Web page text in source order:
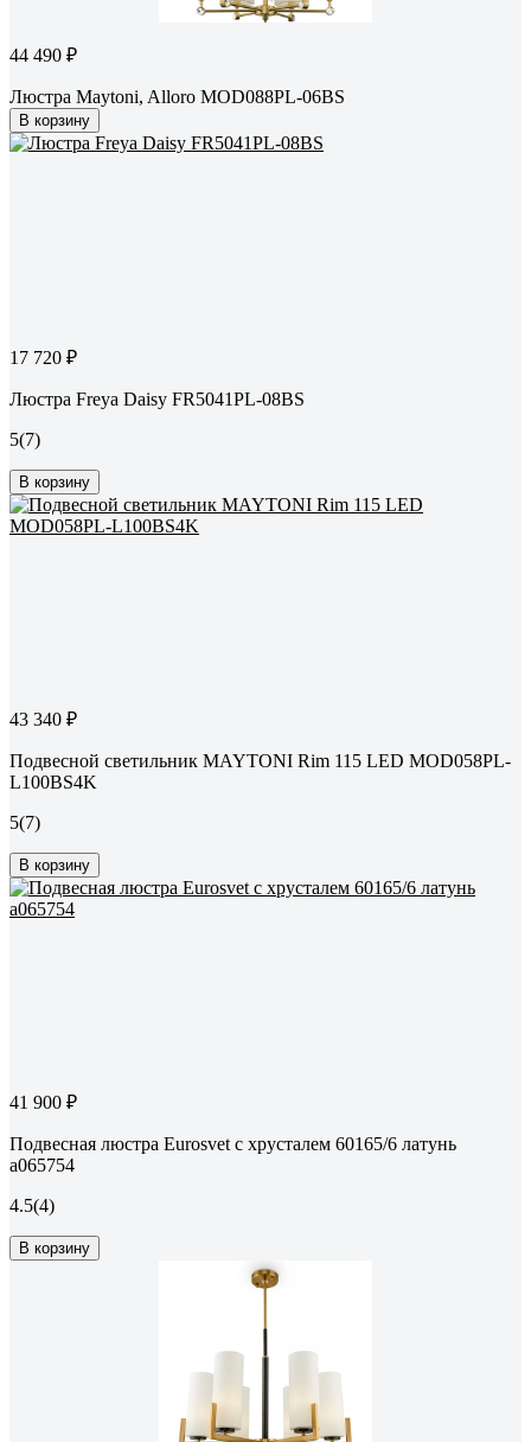
44 490 ₽
Люстра Maytoni, Alloro MOD088PL-06BS
В корзину
17 720 ₽
Люстра Freya Daisy FR5041PL-08BS
5(7)
В корзину
43 340 ₽
Подвесной светильник MAYTONI Rim 115 LED MOD058PL-
L100BS4K
5(7)
В корзину
41 900 ₽
Подвесная люстра Eurosvet с хрусталем 60165/6 латунь
a065754
4.5(4)
В корзину